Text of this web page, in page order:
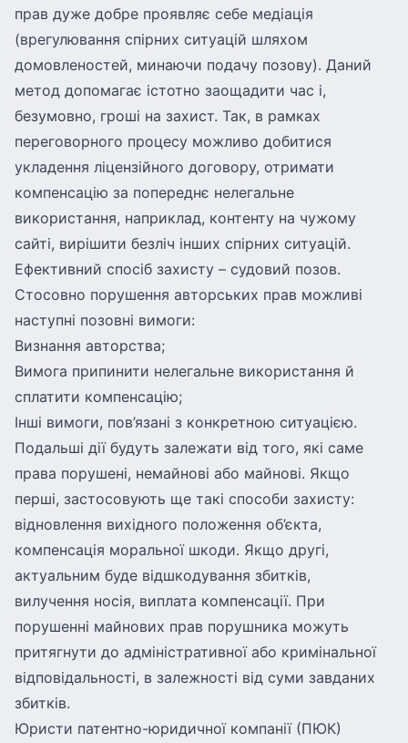
прав дуже добре проявляє себе медіація
(врегулювання спірних ситуацій шляхом
домовленостей, минаючи подачу позову). Даний
метод допомагає істотно заощадити час і,
безумовно, гроші на захист. Так, в рамках
переговорного процесу можливо добитися
укладення ліцензійного договору, отримати
компенсацію за попереднє нелегальне
використання, наприклад, контенту на чужому
сайті, вирішити безліч інших спірних ситуацій.
Ефективний спосіб захисту – судовий позов.
Стосовно порушення авторських прав можливі
наступні позовні вимоги:
Визнання авторства;
Вимога припинити нелегальне використання й
сплатити компенсацію;
Інші вимоги, пов’язані з конкретною ситуацією.
Подальші дії будуть залежати від того, які саме
права порушені, немайнові або майнові. Якщо
перші, застосовують ще такі способи захисту:
відновлення вихідного положення об’єкта,
компенсація моральної шкоди. Якщо другі,
актуальним буде відшкодування збитків,
вилучення носія, виплата компенсації. При
порушенні майнових прав порушника можуть
притягнути до адміністративної або кримінальної
відповідальності, в залежності від суми завданих
збитків.
Юристи патентно-юридичної компанії(ПЮК)